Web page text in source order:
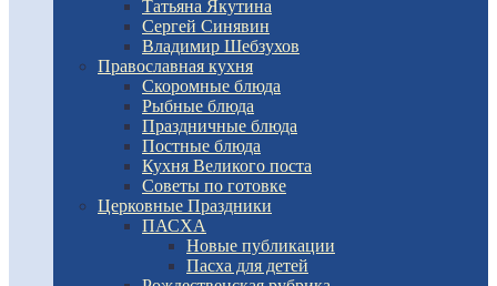
Татьяна Якутина
Сергей Синявин
Владимир Шебзухов
Православная кухня
Скоромные блюда
Рыбные блюда
Праздничные блюда
Постные блюда
Кухня Великого поста
Советы по готовке
Церковные Праздники
ПАСХА
Новые публикации
Пасха для детей